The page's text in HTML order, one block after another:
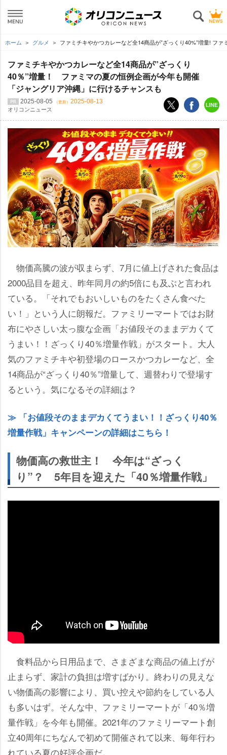
ホーム グルメ ファミチキやかつカレーなど全14商品が”ざっくり40%”増量! フ
ファミチキやかつカレーなど全14商品が”ざっくり
40％”増量！ ファミマの夏の恒例企画が今年も開催
「ジャングリア沖縄」に行けるチャンスも
2025-08-05 （更新） 2025-08-13
オリコンニュース
物価高騰の波が収まらず、7月に値上げされた食品は
2000品目を超え、昨年同月の約5倍にも及ぶと言われ
ている。「それでもおいしいものをたくさん食べた
い！」という人に朗報だ。ファミリーマートではお財
布にやさしい太っ腹な企画「お値段そのままデカくて
うまい！！ざっくり40％増量作戦」がスタート。大人
気のファミチキや初登場のロースかつカレーなど、全
14商品が“ざっくり40％”増量して、週替わりで登場す
るという。気になるその詳細は？
「お値段そのままデカくてうまい！！ざっくり40％
増量作戦」キャンペーンの詳細はこちら！
物価高の救世主！ 今年は“ざっく
り”？ 5年目を迎えた「40％増量作戦」
食料品から日用品まで、さまざまな商品の値上げが
止まらず、家計の負担は増すばかり。終わりの見えな
い物価高の影響により、買い控えや節約をしている人
も多いはず。そんな中、ファミリーマートが「40％増
量作戦」を今年も開催。2021年のファミリーマート創
立40周年にちなんで初めて開催されて以来、毎年行わ
れている夏の好評企画だ。